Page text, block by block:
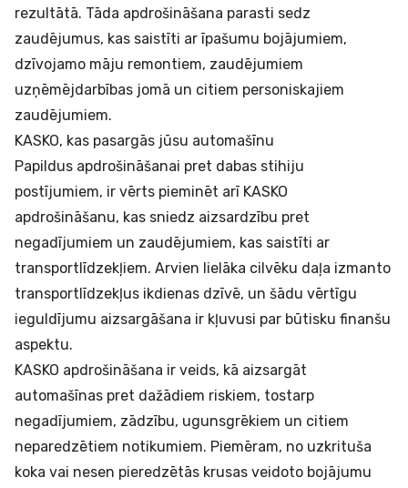
rezultātā. Tāda apdrošināšana parasti sedz
zaudējumus, kas saistīti ar īpašumu bojājumiem,
dzīvojamo māju remontiem, zaudējumiem
uzņēmējdarbības jomā un citiem personiskajiem
zaudējumiem.
KASKO, kas pasargās jūsu automašīnu
Papildus apdrošināšanai pret dabas stihiju
postījumiem, ir vērts pieminēt arī KASKO
apdrošināšanu, kas sniedz aizsardzību pret
negadījumiem un zaudējumiem, kas saistīti ar
transportlīdzekļiem. Arvien lielāka cilvēku daļa izmanto
transportlīdzekļus ikdienas dzīvē, un šādu vērtīgu
ieguldījumu aizsargāšana ir kļuvusi par būtisku finanšu
aspektu.
KASKO apdrošināšana ir veids, kā aizsargāt
automašīnas pret dažādiem riskiem, tostarp
negadījumiem, zādzību, ugunsgrēkiem un citiem
neparedzētiem notikumiem. Piemēram, no uzkrituša
koka vai nesen pieredzētās krusas veidoto bojājumu